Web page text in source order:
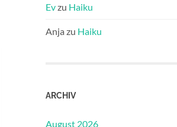
Evzu Haiku
Anja zu Haiku
ARCHIV
August 2026